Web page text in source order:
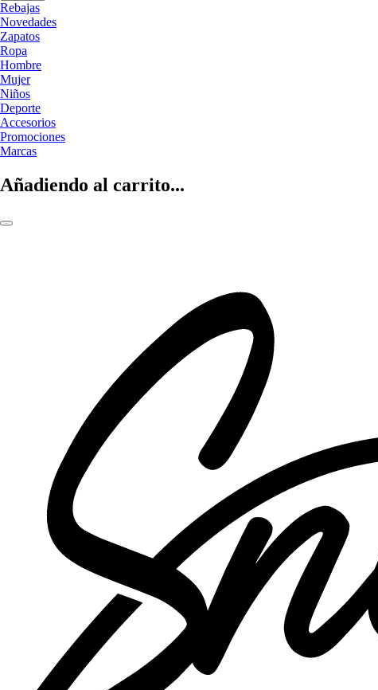
Rebajas
Novedades
Zapatos
Ropa
Hombre
Mujer
Niños
Deporte
Accesorios
Promociones
Marcas
Añadiendo al carrito...